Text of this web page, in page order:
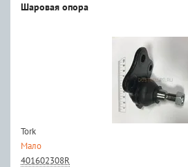
Шаровая опора
Tork
Мало
401602308R